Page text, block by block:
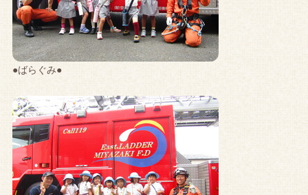
●ばらぐみ●